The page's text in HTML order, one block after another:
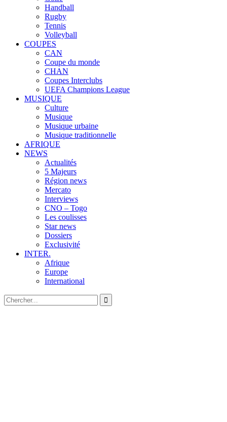
Handball
Rugby
Tennis
Volleyball
COUPES
CAN
Coupe du monde
CHAN
Coupes Interclubs
UEFA Champions League
MUSIQUE
Culture
Musique
Musique urbaine
Musique traditionnelle
AFRIQUE
NEWS
Actualités
5 Majeurs
Région news
Mercato
Interviews
CNO – Togo
Les coulisses
Star news
Dossiers
Exclusivité
INTER.
Afrique
Europe
International